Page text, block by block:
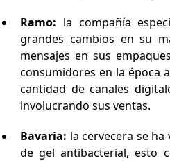
Ramo: la compañía
grandes cambios en su
mensajes en sus
consumidores en la época
cantidad de canales
involucrando sus ventas.
Bavaria: la cervecera se
de gel antibacterial, esto